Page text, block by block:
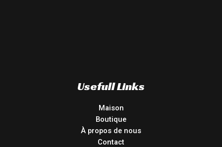
Usefull Links
Maison
Boutique
À propos de nous
Contact